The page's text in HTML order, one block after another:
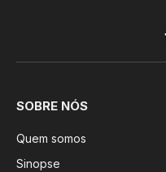
SOBRE NÓS
Quem somos
Sinopse